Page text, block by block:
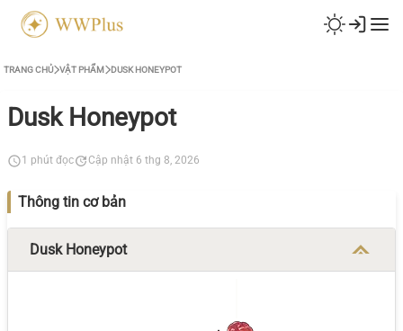
TRANG CHỦ VẬT PHẨM DUSK HONEYPOT
Dusk Honeypot
1 phút đọc Cập nhật 6 thg 8, 2026
Thông tin cơ bản
Dusk Honeypot